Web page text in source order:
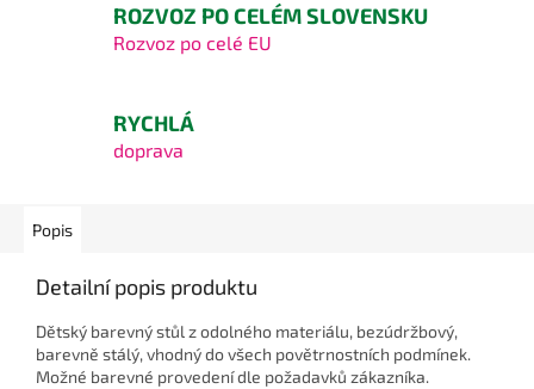
ROZVOZ PO CELÉM SLOVENSKU
Rozvoz po celé EU
RYCHLÁ
doprava
Popis
Detailní popis produktu
Dětský barevný stůl z odolného materiálu, bezúdržbový,
barevně stálý, vhodný do všech povětrnostních podmínek.
Možné barevné provedení dle požadavků zákazníka.